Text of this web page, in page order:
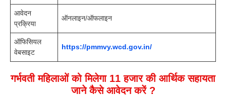
आवेदन
प्रक्रिया
ऑनलाइन/ऑफलाइन
ऑफिसियल
वेबसाइट
https://pmmvy.wcd.gov.in/
गर्भवती महिलाओं को मिलेगा 11 हजार की आर्थिक सहायता
जाने कैसे आवेदन करें ?